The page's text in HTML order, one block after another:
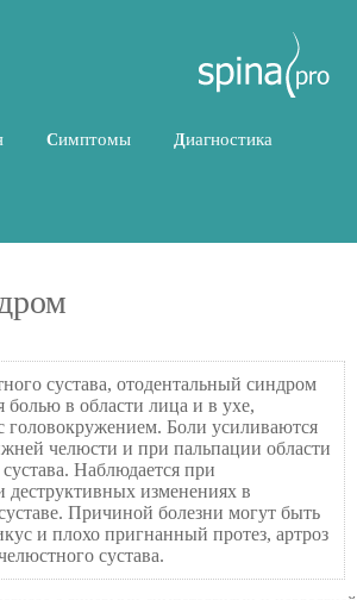
Симптомы Диагностика
сустава, отодентальный синдром
болью в области лица и в ухе,
головокружением. Боли усиливаются
челюсти и при пальпации области
Наблюдается при
деструктивных изменениях в
Причиной болезни могут быть
и плохо пригнанный протез, артроз
сустава.